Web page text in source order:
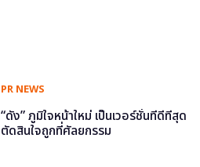
PR NEWS
“ดัง” ภูมิใจหน้าใหม่ เป็นเวอร์ชั่นที่ดีที่สุด
ตัดสินใจถูกที่ศัลยกรรม